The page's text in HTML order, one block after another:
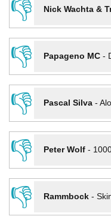
👎
Nick Wachta &
👎
Papageno MC-
👎
Pascal Silva-
👎
Peter Wolf-
👎
Rammbock-